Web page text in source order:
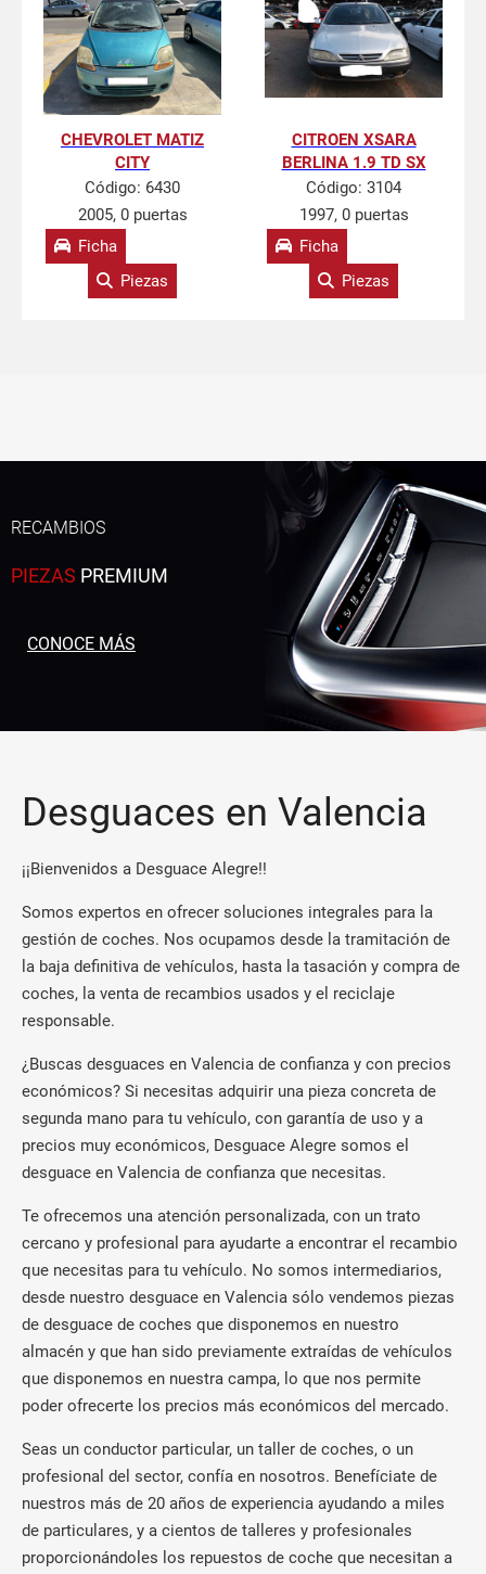
CHEVROLET MATIZ
CITY
Código: 6430
2005, 0 puertas
Ficha
Piezas
CITROEN XSARA
BERLINA 1.9 TD SX
Código: 3104
1997, 0 puertas
Ficha
Piezas
RECAMBIOS
PIEZAS PREMIUM
CONOCE MÁS
Desguaces en Valencia
¡¡Bienvenidos a Desguace Alegre!!
Somos expertos en ofrecer soluciones integrales para la
gestión de coches. Nos ocupamos desde la tramitación de
la baja definitiva de vehículos, hasta la tasación y compra de
coches, la venta de recambios usados y el reciclaje
responsable.
¿Buscas desguaces en Valencia de confianza y con precios
económicos? Si necesitas adquirir una pieza concreta de
segunda mano para tu vehículo, con garantía de uso y a
precios muy económicos, Desguace Alegre somos el
desguace en Valencia de confianza que necesitas.
Te ofrecemos una atención personalizada, con un trato
cercano y profesional para ayudarte a encontrar el recambio
que necesitas para tu vehículo. No somos intermediarios,
desde nuestro desguace en Valencia sólo vendemos piezas
de desguace de coches que disponemos en nuestro
almacén y que han sido previamente extraídas de vehículos
que disponemos en nuestra campa, lo que nos permite
poder ofrecerte los precios más económicos del mercado.
Seas un conductor particular, un taller de coches, o un
profesional del sector, confía en nosotros. Benefíciate de
nuestros más de 20 años de experiencia ayudando a miles
de particulares, y a cientos de talleres y profesionales
proporcionándoles los repuestos de coche que necesitan a